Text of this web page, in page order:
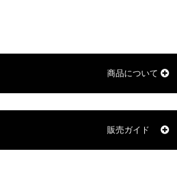
商品について
販売ガイド